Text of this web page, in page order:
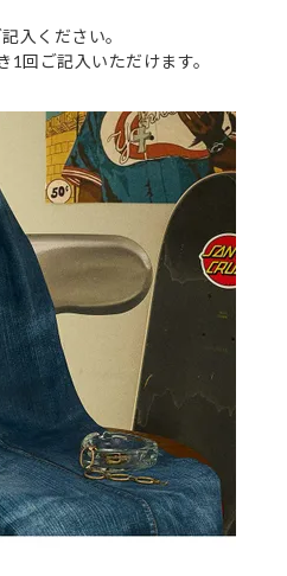
入ください。
回ご記入いただけます。